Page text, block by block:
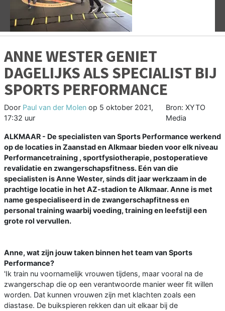
ANNE WESTER GENIET
DAGELIJKS ALS SPECIALIST BIJ
SPORTS PERFORMANCE
Door Paul van der Molen op 5 oktober 2021,
17:32 uur
Bron: XYTO
Media
ALKMAAR - De specialisten van Sports Performance werkend
op de locaties in Zaanstad en Alkmaar bieden voor elk niveau
Performancetraining , sportfysiotherapie, postoperatieve
revalidatie en zwangerschapsfitness. Eén van die
specialisten is Anne Wester, sinds dit jaar werkzaam in de
prachtige locatie in het AZ-stadion te Alkmaar. Anne is met
name gespecialiseerd in de zwangerschapfitness en
personal training waarbij voeding, training en leefstijl een
grote rol vervullen.
Anne, wat zijn jouw taken binnen het team van Sports
Performance?
'Ik train nu voornamelijk vrouwen tijdens, maar vooral na de
zwangerschap die op een verantwoorde manier weer fit willen
worden. Dat kunnen vrouwen zijn met klachten zoals een
diastase. De buikspieren rekken dan uit elkaar bij de